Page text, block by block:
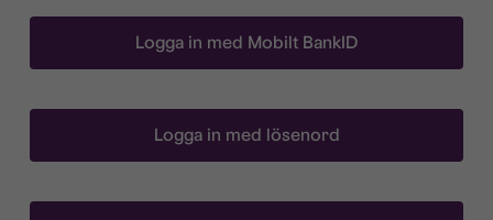
Logga in med Mobilt BankID
Logga in med lösenord